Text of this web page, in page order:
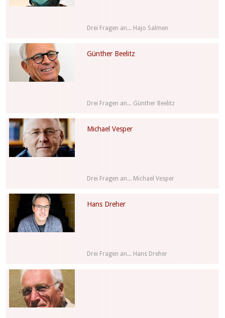
Drei Fragen an... Hajo Salmen
Günther Beelitz
Drei Fragen an... Günther Beelitz
Michael Vesper
Drei Fragen an... Michael Vesper
Hans Dreher
Drei Fragen an... Hans Dreher